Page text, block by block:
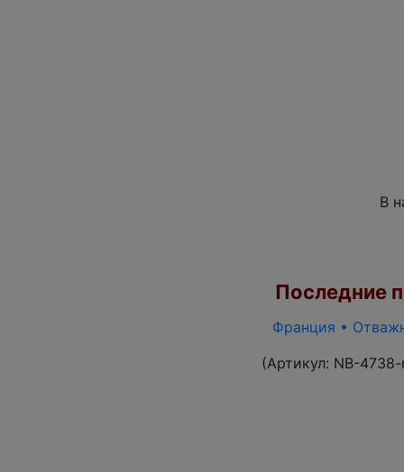
В
Последние
Франция •
(Артикул: NB-4738-